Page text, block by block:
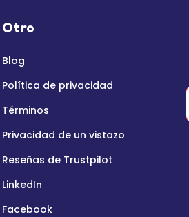
Otro
Blog
Política de privacidad
Términos
Privacidad de un vistazo
Reseñas de Trustpilot
LinkedIn
Facebook